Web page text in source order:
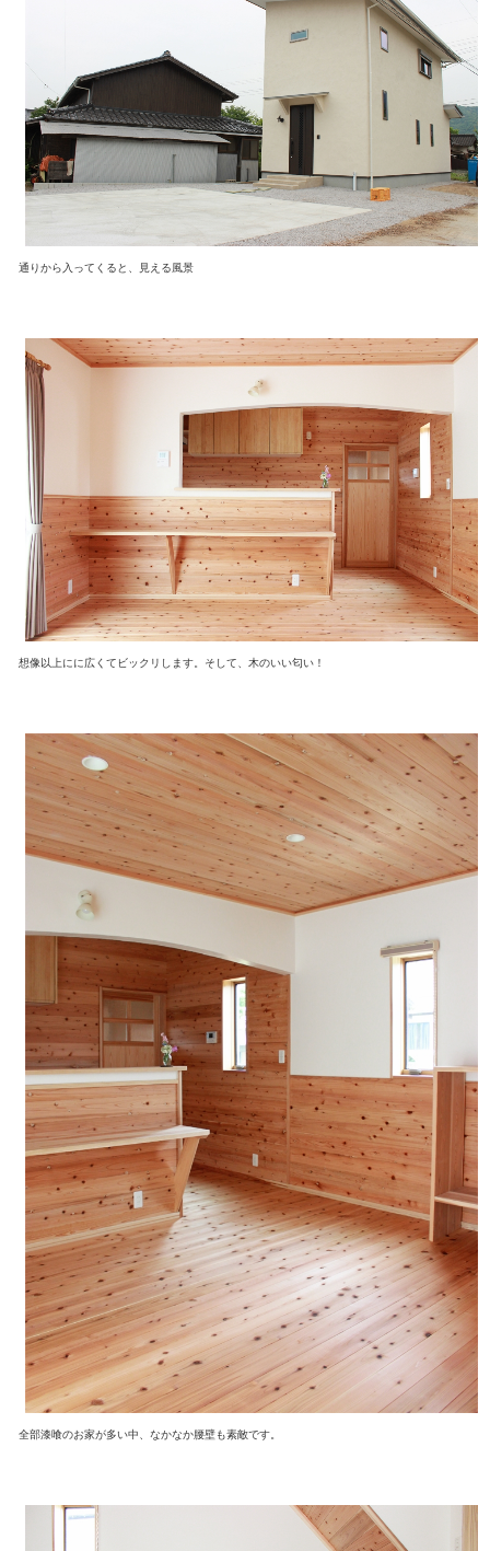
通りから入ってくると、見える風景
想像以上にに広くてビックリします。そして、木のいい匂い！
全部漆喰のお家が多い中、なかなか腰壁も素敵です。